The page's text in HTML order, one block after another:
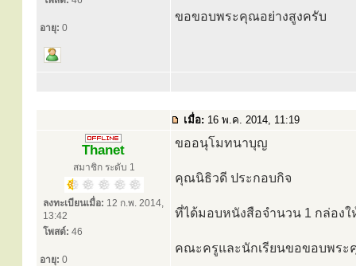
อายุ: 0
ขอขอบพระคุณอย่างสูงครับ
เมื่อ: 16 พ.ค. 2014, 11:19
Thanet
สมาชิก ระดับ 1
ลงทะเบียนเมื่อ: 12 ก.พ. 2014,
13:42
โพสต์: 46
อายุ: 0
ขออนุโมทนาบุญ
คุณนิธิวดี ประกอบกิจ
ที่ได้มอบหนังสือจำนวน 1 กล่องใ
คณะครูและนักเรียนขอขอบพร